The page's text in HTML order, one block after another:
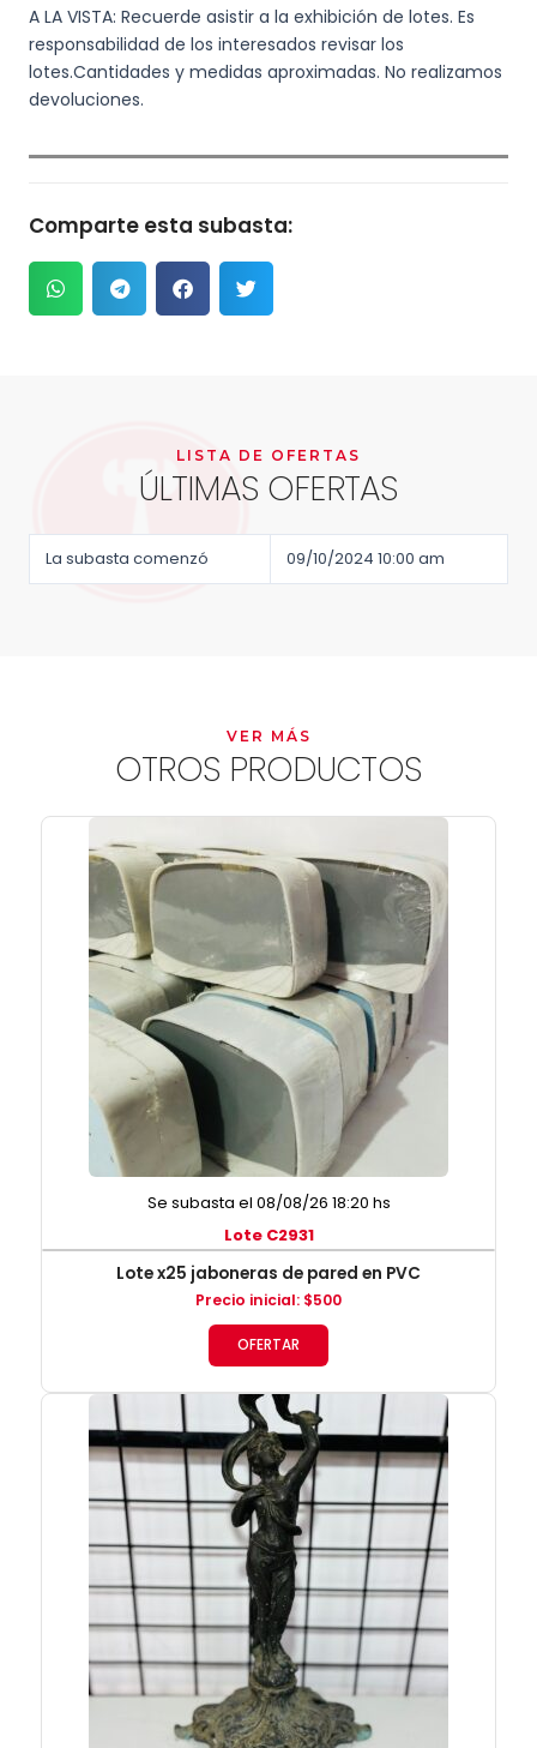
A LA VISTA: Recuerde asistir a la exhibición de lotes. Es
responsabilidad de los interesados revisar los
lotes.Cantidades y medidas aproximadas. No realizamos
devoluciones.
Comparte esta subasta:
LISTA DE OFERTAS
ÚLTIMAS OFERTAS
La subasta comenzó 09/10/2024 10:00 am
VER MÁS
OTROS PRODUCTOS
Se subasta el 08/08/26 18:20 hs
Lote C2931
Lote x25 jaboneras de pared en PVC
Precio inicial: $500
OFERTAR